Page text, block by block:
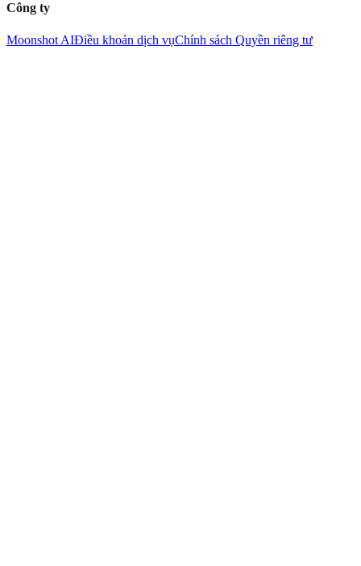
Công ty
Moonshot AIĐiều khoản dịch vụChính sách Quyền riêng tư